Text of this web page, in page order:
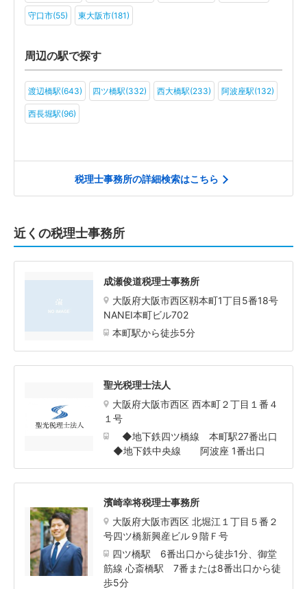
守口市(55)
東大阪市(181)
周辺の駅で探す
渡辺橋駅(643) 四ツ橋駅(332) 西大橋駅(233) 阿波座駅(132)
西長堀駅(96)
税理士事務所の詳細検索はこちら
近くの税理士事務所
成瀬俊道税理士事務所
大阪府大阪市西区靱本町1丁目5番18号
NANEI本町ビル702
本町駅から徒歩5分
聖光税理士法人
大阪府大阪市西区 西本町２丁目１番４
１号
◆地下鉄四ツ橋線 本町駅27番出口
◆地下鉄中央線 阿波座 1番出口
濱崎幸将税理士事務所
大阪府大阪市西区 北堀江１丁目５番２
号四ツ橋新興産ビル９階Ｆ号
四ツ橋駅 6番出口から徒歩1分、御堂
筋線 心斎橋駅 7番または8番出口から徒
歩5分